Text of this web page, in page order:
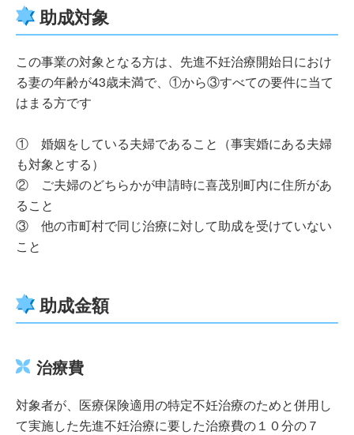
助成対象
この事業の対象となる方は、先進不妊治療開始日におけ
る妻の年齢が43歳未満で、①から③すべての要件に当て
はまる方です
① 婚姻をしている夫婦であること（事実婚にある夫婦
も対象とする）
② ご夫婦のどちらかが申請時に喜茂別町内に住所があ
ること
③ 他の市町村で同じ治療に対して助成を受けていない
こと
助成金額
治療費
対象者が、医療保険適用の特定不妊治療のためと併用し
て実施した先進不妊治療に要した治療費の１０分の７